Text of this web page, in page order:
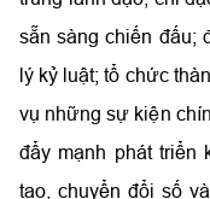
sẵn sàng chiến đấu;
lý kỷ luật; tổ chức
vụ những sự kiện
đẩy mạnh phát triển
tạo, chuyển đổi số